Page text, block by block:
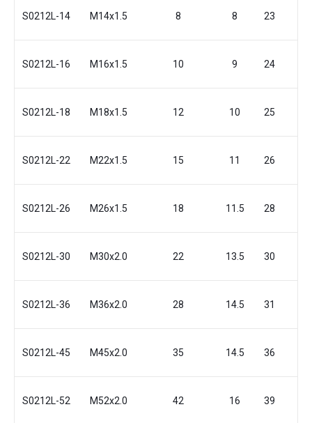
S0212L-14 M14x1.5 8 8 23
S0212L-16 M16x1.5 10 9 24
S0212L-18 M18x1.5 12 10 25
S0212L-22 M22x1.5 15 11 26
S0212L-26 M26x1.5 18 11.5 28
S0212L-30 M30x2.0 22 13.5 30
S0212L-36 M36x2.0 28 14.5 31
S0212L-45 M45x2.0 35 14.5 36
S0212L-52 M52x2.0 42 16 39